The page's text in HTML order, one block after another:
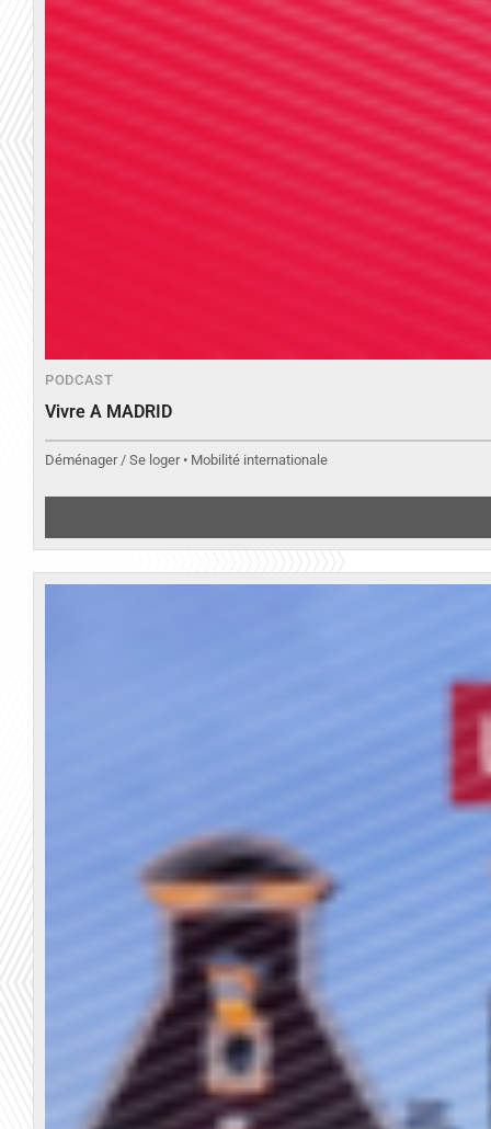
PODCAST
Vivre A MADRID
Déménager / Se loger • Mobilité internationale